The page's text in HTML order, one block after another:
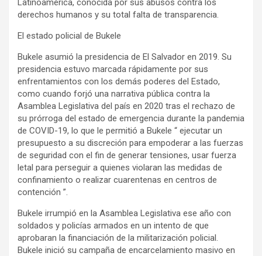
derechos humanos y su total falta de transparencia.
El estado policial de Bukele
Bukele asumió la presidencia de El Salvador en 2019. Su
presidencia estuvo marcada rápidamente por sus
enfrentamientos con los demás poderes del Estado,
como cuando forjó una narrativa pública contra la
Asamblea Legislativa del país en 2020 tras el rechazo de
su prórroga del estado de emergencia durante la pandemia
de COVID-19, lo que le permitió a Bukele “ ejecutar un
presupuesto a su discreción para empoderar a las fuerzas
de seguridad con el fin de generar tensiones, usar fuerza
letal para perseguir a quienes violaran las medidas de
confinamiento o realizar cuarentenas en centros de
contención ”.
Bukele irrumpió en la Asamblea Legislativa ese año con
soldados y policías armados en un intento de que
aprobaran la financiación de la militarización policial.
Bukele inició su campaña de encarcelamiento masivo en